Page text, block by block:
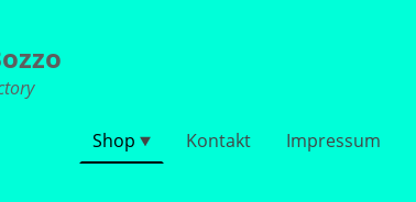
Shop Kontakt Impressum